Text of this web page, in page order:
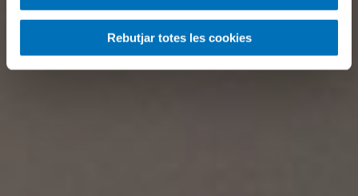
Rebutjar totes les cookies